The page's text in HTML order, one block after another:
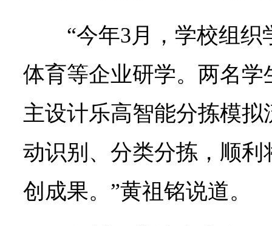
“今年3月，学校组
体育等企业研学。两名
主设计乐高智能分拣模
动识别、分类分拣，顺
创成果。”黄祖铭说道。